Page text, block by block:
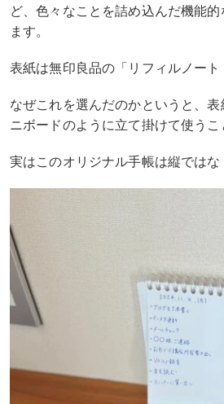
ど、色々なことを詰め込んだ機能
ます。
表紙は無印良品の「リフィルノー
なぜこれを選んだのかというと、
ニボードのように立て掛けて使うこ
実はこのオリジナル手帳は縦ではな